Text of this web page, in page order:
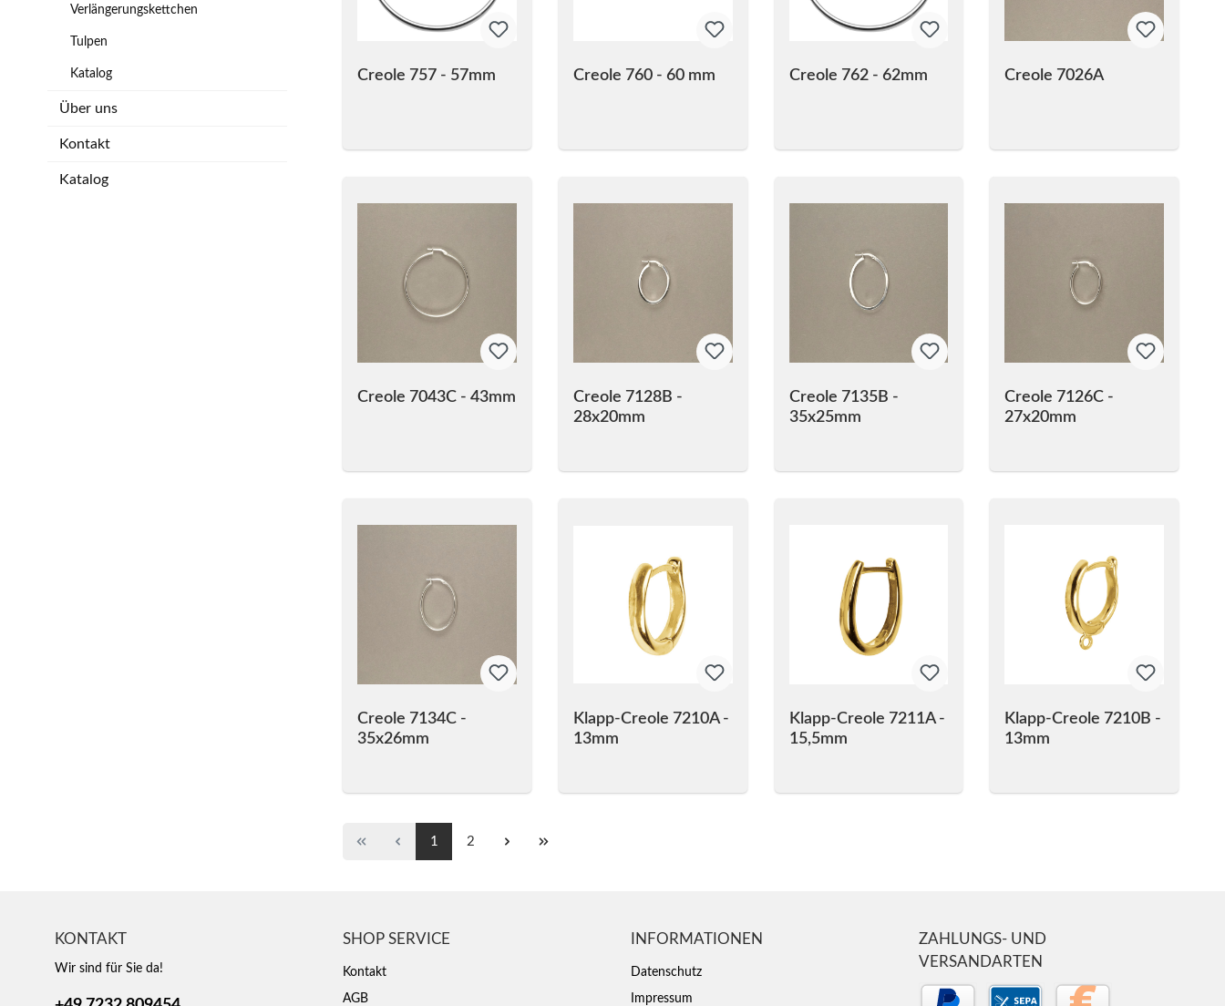
Verlängerungskettchen
Tulpen
Katalog
Über uns
Kontakt
Katalog
Creole 757 - 57mm Creole 760 - 60 mm Creole 762 - 62mm Creole 7026A
Creole 7043C - 43mm
Creole 7128B -
28x20mm
Creole 7135B -
35x25mm
Creole 7126C -
27x20mm
Creole 7134C -
35x26mm
Klapp-Creole 7210A -
13mm
Klapp-Creole 7211A -
15,5mm
Klapp-Creole 7210B -
13mm
1 2
KONTAKT
Wir sind für Sie da!
SHOP SERVICE
Kontakt
AGB
INFORMATIONEN
Datenschutz
Impressum
ZAHLUNGS- UND
VERSANDARTEN